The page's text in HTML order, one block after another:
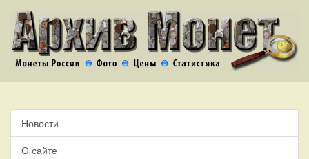
Новости
О сайте